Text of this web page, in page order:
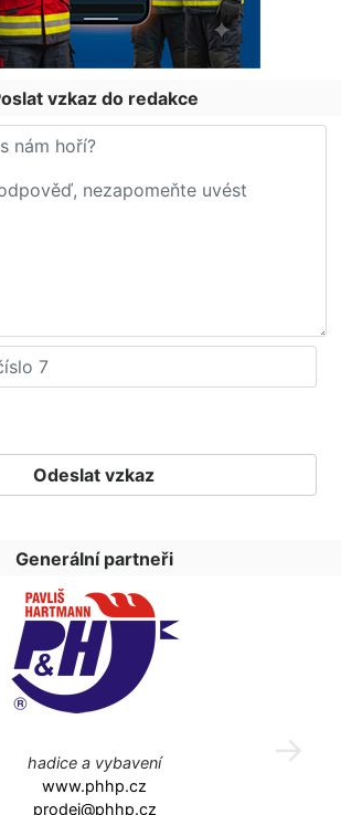
vzkaz do redakce
Generální partneři
hadice a vybavení
www.phhp.cz
prodej@phhp.cz